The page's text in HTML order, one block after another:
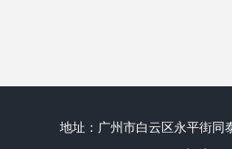
地址：广州市白云区永平街同